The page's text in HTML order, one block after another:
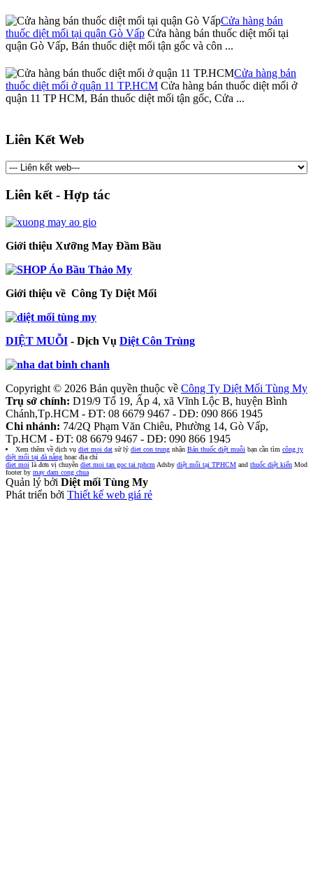
Cửa hàng bán
thuốc diệt mối tại quận Gò Vấp Cửa hàng bán thuốc diệt mối tại
quận Gò Vấp, Bán thuốc diệt mối tận gốc và côn ...
Cửa hàng bán
thuốc diệt mối ở quận 11 TP.HCM Cửa hàng bán thuốc diệt mối ở
quận 11 TP HCM, Bán thuốc diệt mối tận gốc, Cửa ...
Liên Kết Web
Liên kết - Hợp tác
Giới thiệu Xưỡng May Đầm Bầu
Giới thiệu về Công Ty Diệt Mối
DIỆT MUỖI - Dịch Vụ Diệt Côn Trùng
Copyright © 2026 Bản quyền thuộc về Công Ty Diệt Mối Tùng My
Trụ sở chính: D19/9 Tổ 19, Ấp 4, xã Vĩnh Lộc B, huyện Bình
Chánh,Tp.HCM - ĐT: 08 6679 9467 - DĐ: 090 866 1945
Chi nhánh: 74/2Q Phạm Văn Chiêu, Phường 14, Gò Vấp,
Tp.HCM - ĐT: 08 6679 9467 - DĐ: 090 866 1945
Xem thêm về dịch vụ diet moi dat sử lý diet con trung nhận Bán thuốc diệt muỗi bạn cần tìm công ty
diệt mối tại đà nẵng hoạc địa chỉ
diet moi là đơn vị chuyên diet moi tan goc tai tphcm Adsby diệt mối tại TPHCM and thuốc diệt kiến Mod
footer by may dam cong chua
Quản lý bởi Diệt mối Tùng My
Phát triển bởi Thiết kế web giá rẻ